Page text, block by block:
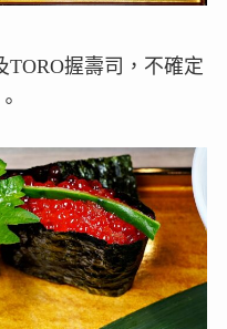
握壽司，不確定